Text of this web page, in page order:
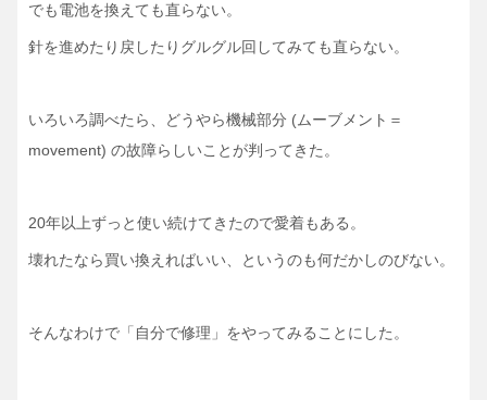
でも電池を換えても直らない。
針を進めたり戻したりグルグル回してみても直らない。
いろいろ調べたら、どうやら機械部分 (ムーブメント＝
movement) の故障らしいことが判ってきた。
20年以上ずっと使い続けてきたので愛着もある。
壊れたなら買い換えればいい、というのも何だかしのびない。
そんなわけで「自分で修理」をやってみることにした。